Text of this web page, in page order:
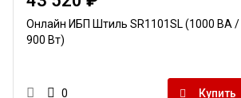
Онлайн ИБП Штиль SR1101SL (1000 ВА /
900 Вт)
0 Купить